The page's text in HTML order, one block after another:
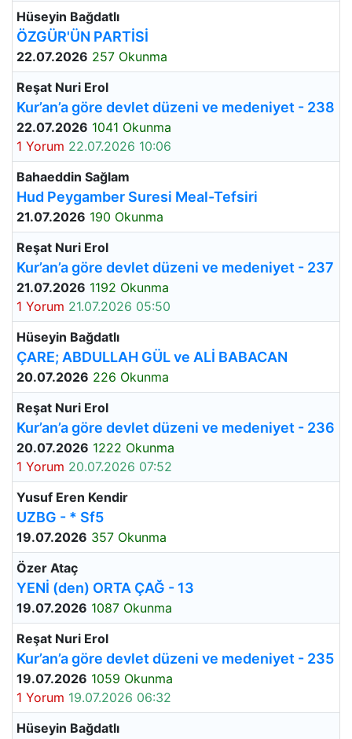
Hüseyin Bağdatlı
ÖZGÜR'ÜN PARTİSİ
22.07.2026 257 Okunma
Reşat Nuri Erol
Kur’an’a göre devlet düzeni ve medeniyet - 238
22.07.2026 1041 Okunma
1 Yorum 22.07.2026 10:06
Bahaeddin Sağlam
Hud Peygamber Suresi Meal-Tefsiri
21.07.2026 190 Okunma
Reşat Nuri Erol
Kur’an’a göre devlet düzeni ve medeniyet - 237
21.07.2026 1192 Okunma
1 Yorum 21.07.2026 05:50
Hüseyin Bağdatlı
ÇARE; ABDULLAH GÜL ve ALİ BABACAN
20.07.2026 226 Okunma
Reşat Nuri Erol
Kur’an’a göre devlet düzeni ve medeniyet - 236
20.07.2026 1222 Okunma
1 Yorum 20.07.2026 07:52
Yusuf Eren Kendir
UZBG - * Sf5
19.07.2026 357 Okunma
Özer Ataç
YENİ (den) ORTA ÇAĞ - 13
19.07.2026 1087 Okunma
Reşat Nuri Erol
Kur’an’a göre devlet düzeni ve medeniyet - 235
19.07.2026 1059 Okunma
1 Yorum 19.07.2026 06:32
Hüseyin Bağdatlı